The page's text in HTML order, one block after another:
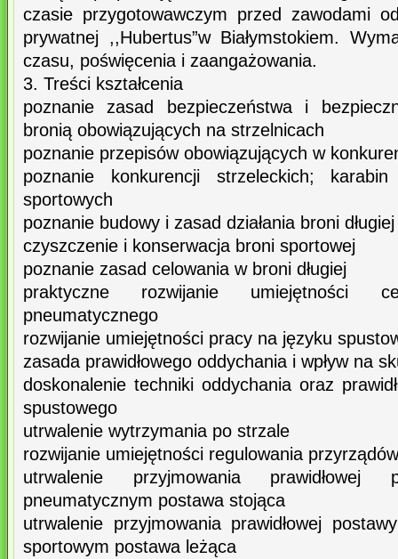
czasie przygotowawczym przed zawodami
prywatnej ,,Hubertus”w Białymstokiem.
czasu, poświęcenia i zaangażowania.
3. Treści kształcenia
poznanie zasad bezpieczeństwa i
bronią obowiązujących na strzelnicach
poznanie przepisów obowiązujących w
poznanie konkurencji strzeleckich;
sportowych
poznanie budowy i zasad działania broni długiej
czyszczenie i konserwacja broni sportowej
poznanie zasad celowania w broni długiej
praktyczne rozwijanie umiejętności
pneumatycznego
rozwijanie umiejętności pracy na języku
zasada prawidłowego oddychania i wpływ na
doskonalenie techniki oddychania oraz
spustowego
utrwalenie wytrzymania po strzale
rozwijanie umiejętności regulowania
utrwalenie przyjmowania
pneumatycznym postawa stojąca
utrwalenie przyjmowania prawidłowej
sportowym postawa leżąca